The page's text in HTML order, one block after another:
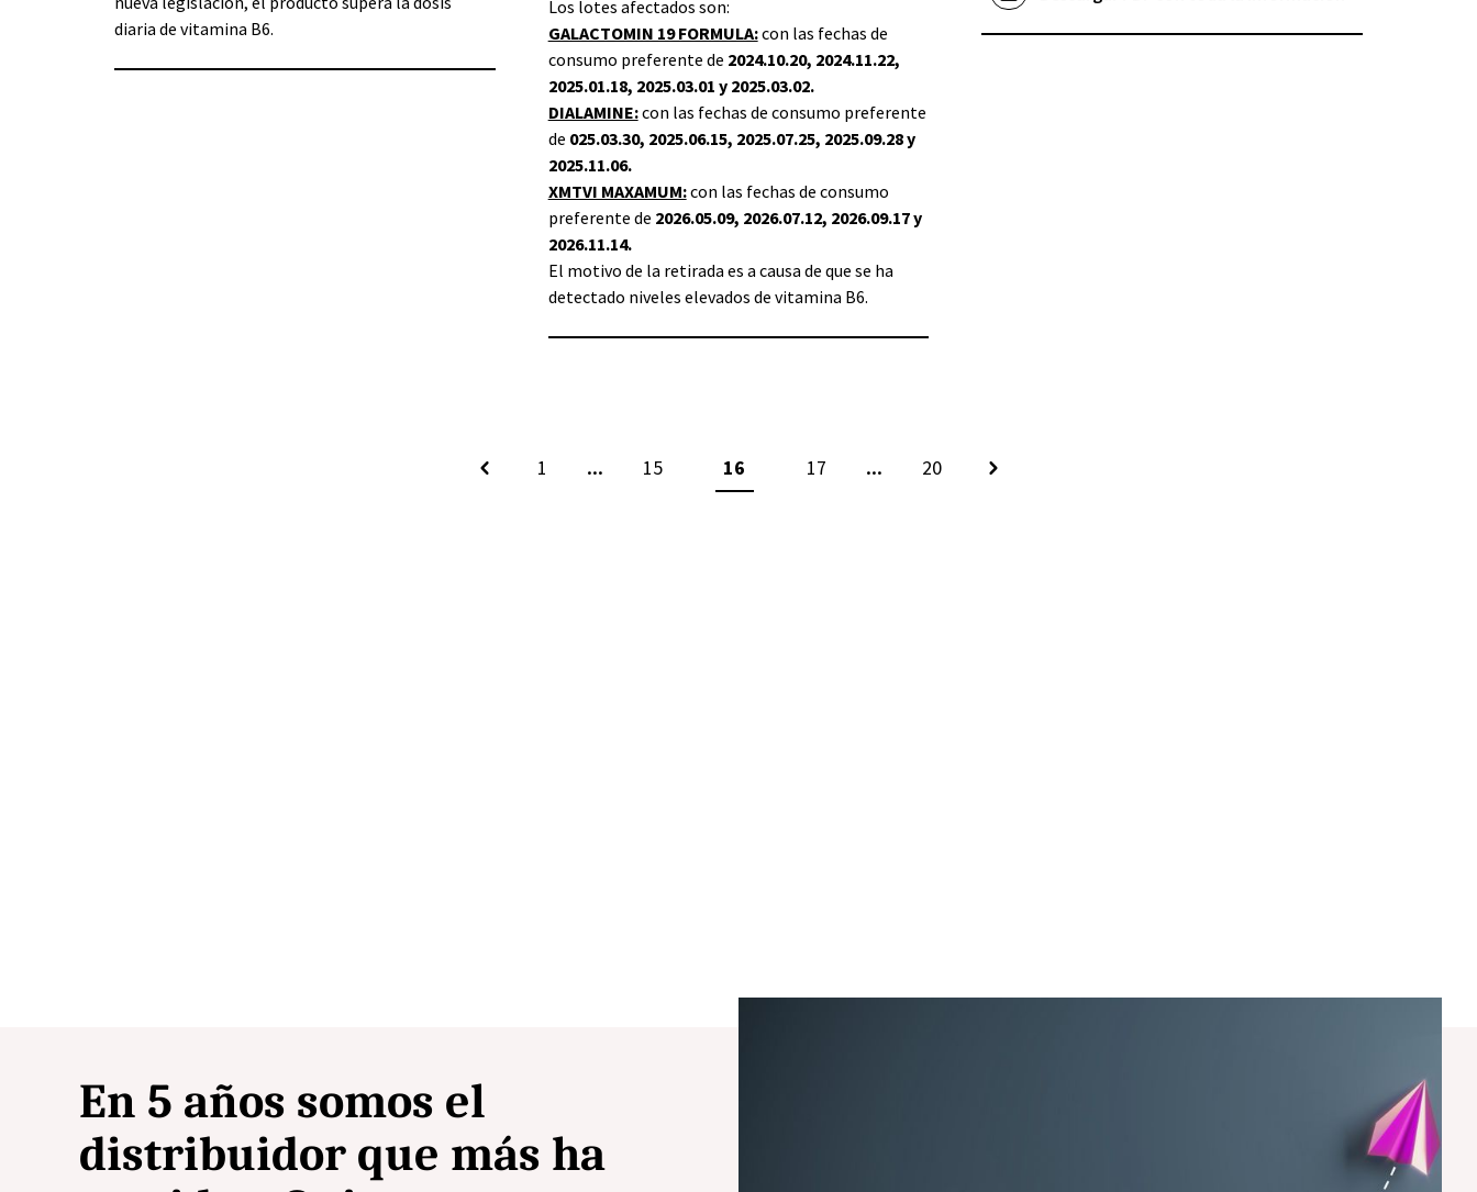
diaria de vitamina B6.
Los lotes afectados son:
GALACTOMIN 19 FORMULA:con las fechas de
consumo preferente de 2024.10.20, 2024.11.22,
2025.01.18, 2025.03.01 y 2025.03.02.
DIALAMINE:con las fechas de consumo preferente
de 025.03.30, 2025.06.15, 2025.07.25, 2025.09.28 y
2025.11.06.
XMTVI MAXAMUM:con las fechas de consumo
preferente de 2026.05.09, 2026.07.12, 2026.09.17 y
2026.11.14.
El motivo de la retirada es a causa de que se ha
detectado niveles elevados de vitamina B6.
1 ... 15 16 17 ... 20
En 5 años somos el
distribuidor que más ha